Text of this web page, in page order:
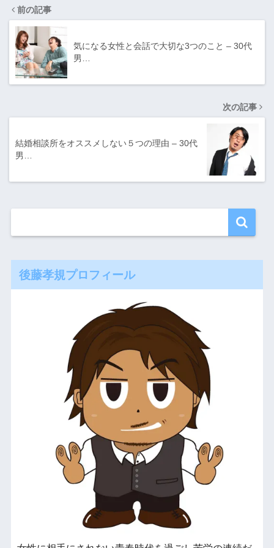
前の記事
気になる女性と会話で大切な3つのこと – 30代
男…
次の記事
結婚相談所をオススメしない５つの理由 – 30代
男…
後藤孝規プロフィール